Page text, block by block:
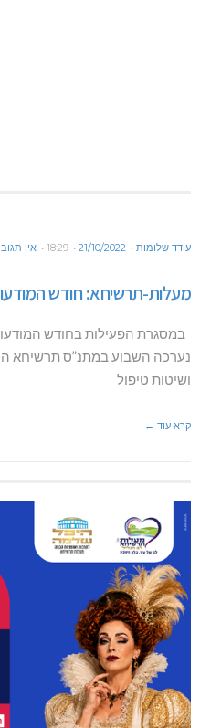
עודד שלומות 21/10/2022
18:29 אין
מעלות-תרשיחא: חודש
במסגרת הפעילות בחודש
נערכה השבוע במתנ”ס תרשיחא
ושיטות טיפול
קרא עוד ←